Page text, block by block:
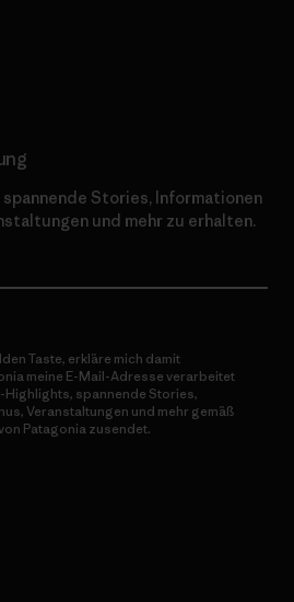
Stories, Informationen
und mehr zu erhalten.
Taste, erkläre mich damit
meine E-Mail-Adresse verarbeitet
Highlights, spannende Stories,
Veranstaltungen und mehr gemäß
Patagonia zusendet.